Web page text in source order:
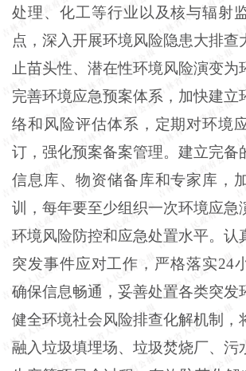
处理、化工等行业以及核与辐射
点，深入开展环境风险隐患大排查
止苗头性、潜在性环境风险演变为
完善环境应急预案体系，加快建立
络和风险评估体系，定期对环境
订，强化预案备案管理。建立完备
信息库、物资储备库和专家库，
训，每年要至少组织一次环境应急
环境风险防控和应急处置水平。认
突发事件应对工作，严格落实24
确保信息畅通，妥善处置各类突发
健全环境社会风险排查化解机制，
融入垃圾填埋场、垃圾焚烧厂、污